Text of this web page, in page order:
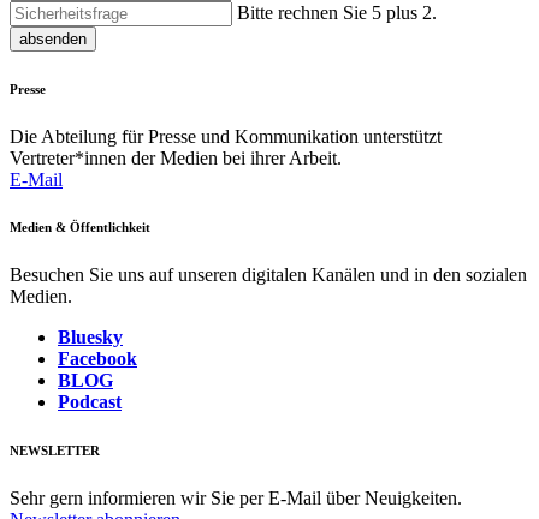
Bitte rechnen Sie 5 plus 2.
absenden
Presse
Die Abteilung für Presse und Kommunikation unterstützt
Vertreter*innen der Medien bei ihrer Arbeit.
E-Mail
Medien & Öffentlichkeit
Besuchen Sie uns auf unseren digitalen Kanälen und in den sozialen
Medien.
Bluesky
Facebook
BLOG
Podcast
NEWSLETTER
Sehr gern informieren wir Sie per E-Mail über Neuigkeiten.